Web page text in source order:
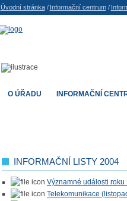
INFORMAČNÍ LISTY 2004
Významné události roku
Telekomunikace
O ÚŘADU INFORMAČNÍ
Úvodní stránka/ Informační centrum/